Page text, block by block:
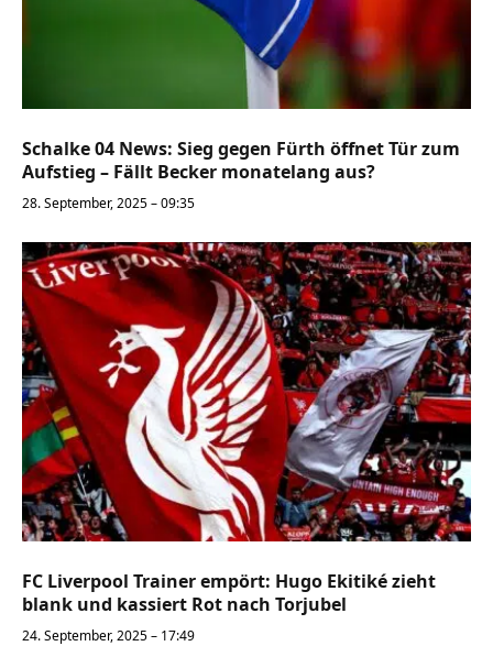
Schalke 04 News: Sieg gegen Fürth öffnet Tür zum
Aufstieg – Fällt Becker monatelang aus?
28. September, 2025 – 09:35
FC Liverpool Trainer empört: Hugo Ekitiké zieht
blank und kassiert Rot nach Torjubel
24. September, 2025 – 17:49